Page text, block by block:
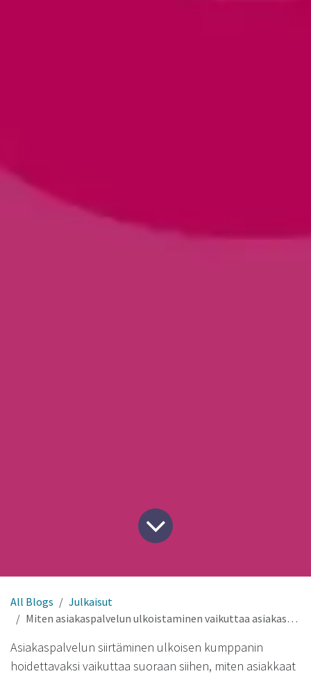
All Blogs
Julkaisut
Miten asiakaspalvelun ulkoistaminen vaikuttaa asiakastyytyväisyyteen?
Asiakaspalvelun siirtäminen ulkoisen kumppanin
hoidettavaksi vaikuttaa suoraan siihen, miten asiakkaat